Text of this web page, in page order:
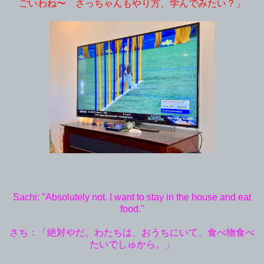
ごいわね〜 さっちゃんもやり方、学んでみたい？」
Sachi: "Absolutely not. I want to stay in the house and eat
food."
さち：「絶対やだ。わたちは、おうちにいて、食べ物食べ
たいでしゅから。」